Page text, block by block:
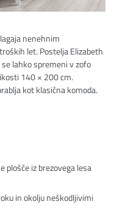
nenehnim
let. Postelja Elizabeth
lahko spremeni v zofo
140 × 200 cm.
kot klasična komoda.
plošče iz brezovega lesa
in okolju neškodljivimi